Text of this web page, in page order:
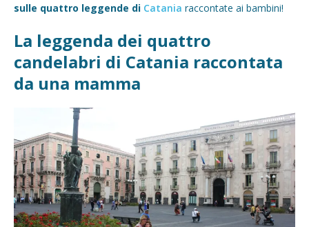
sulle quattro leggende di Catania raccontate ai bambini!
La leggenda dei quattro
candelabri di Catania raccontata
da una mamma